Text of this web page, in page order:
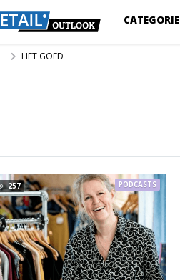
CATEGORIE
HET GOED
257 PODCASTS